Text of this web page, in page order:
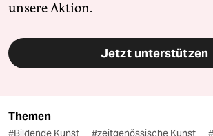
unsere Aktion.
Jetzt unterstützen
Themen